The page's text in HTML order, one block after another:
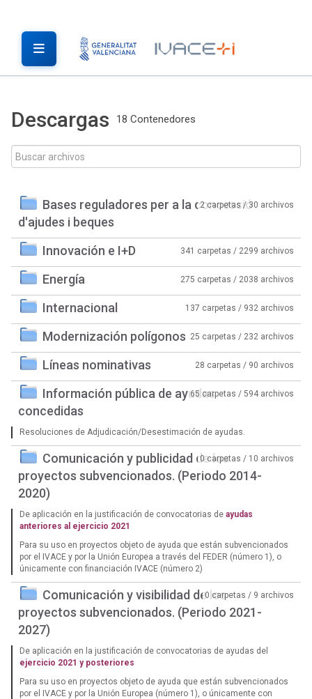
Descargas 18 Contenedores
Bases reguladores per a la concessió
d'ajudes i beques
2 carpetas / 30 archivos
Innovación e I+D 341 carpetas / 2299 archivos
Energía 275 carpetas / 2038 archivos
Internacional 137 carpetas / 932 archivos
Modernización polígonos 25 carpetas / 232 archivos
Líneas nominativas 28 carpetas / 90 archivos
Información pública de ayudas
concedidas
65 carpetas / 594 archivos
Resoluciones de Adjudicación/Desestimación de ayudas.
Comunicación y publicidad de los
proyectos subvencionados. (Periodo 2014-
2020)
0 carpetas / 10 archivos
De aplicación en la justificación de convocatorias de ayudas
anteriores al ejercicio 2021
Para su uso en proyectos objeto de ayuda que están subvencionados
por el IVACE y por la Unión Europea a través del FEDER (número 1), o
únicamente con financiación IVACE (número 2)
Comunicación y visibilidad de los
proyectos subvencionados. (Periodo 2021-
2027)
0 carpetas / 9 archivos
De aplicación en la justificación de convocatorias de ayudas del
ejercicio 2021 y posteriores
Para su uso en proyectos objeto de ayuda que están subvencionados
por el IVACE y por la Unión Europea (número 1), o únicamente con